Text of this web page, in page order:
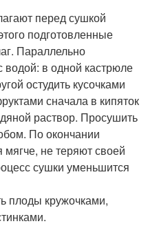
перед сушкой
подготовленные
Параллельно
водой: в одной кастрюле
остудить кусочками
сначала в кипяток
раствор. Просушить
По окончании
мягче, не теряют своей
сушки уменьшится
плоды кружочками,